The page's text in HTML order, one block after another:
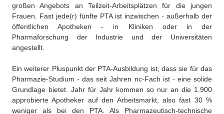
großen Angebots an Teilzeit-Arbeitsplätzen für die jungen
Frauen. Fast jede(r) fünfte PTA ist inzwischen - außerhalb der
öffentlichen Apotheken - in Kliniken oder in der
Pharmaforschung der Industrie und der Universitäten
angestellt.
Ein weiterer Pluspunkt der PTA-Ausbildung ist, dass sie für das
Pharmazie-Studium - das seit Jahren nc-Fach ist - eine solide
Grundlage bietet. Jahr für Jahr kommen so nur an die 1.900
approbierte Apotheker auf den Arbeitsmarkt, also fast 30 %
weniger als bei den PTA. Als Pharmazeutisch-technische